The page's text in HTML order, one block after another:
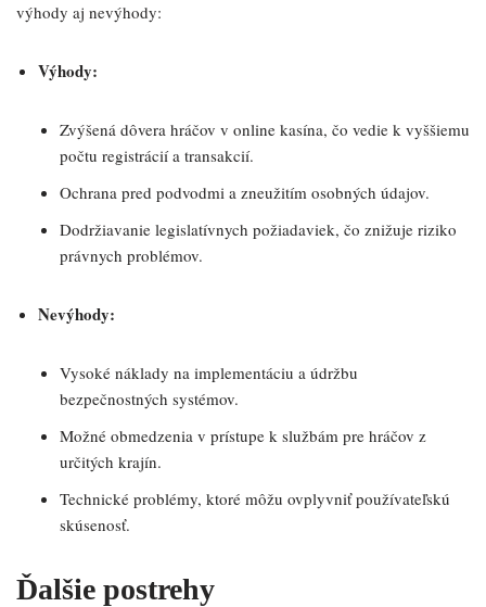
výhody aj nevýhody:
Výhody:
Zvýšená dôvera hráčov v online kasína, čo vedie k vyššiemu
počtu registrácií a transakcií.
Ochrana pred podvodmi a zneužitím osobných údajov.
Dodržiavanie legislatívnych požiadaviek, čo znižuje riziko
právnych problémov.
Nevýhody:
Vysoké náklady na implementáciu a údržbu
bezpečnostných systémov.
Možné obmedzenia v prístupe k službám pre hráčov z
určitých krajín.
Technické problémy, ktoré môžu ovplyvniť používateľskú
skúsenosť.
Ďalšie postrehy